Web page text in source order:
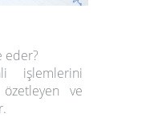
eder?
işlemlerini
özetleyen ve